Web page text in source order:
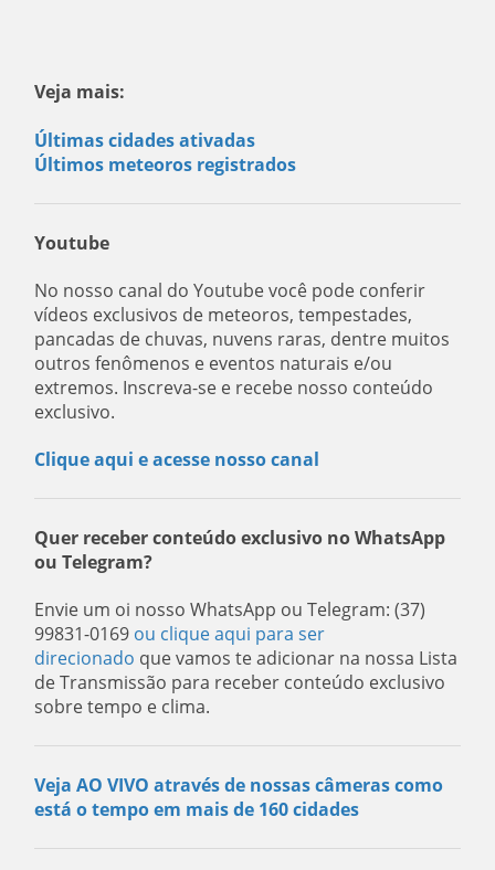
Veja mais:
Últimas cidades ativadas
Últimos meteoros registrados
Youtube
No nosso canal do Youtube você pode conferir
vídeos exclusivos de meteoros, tempestades,
pancadas de chuvas, nuvens raras, dentre muitos
outros fenômenos e eventos naturais e/ou
extremos. Inscreva-se e recebe nosso conteúdo
exclusivo.
Clique aqui e acesse nosso canal
Quer receber conteúdo exclusivo no WhatsApp
ou Telegram?
Envie um oi nosso WhatsApp ou Telegram: (37)
99831-0169 ou clique aqui para ser
direcionado que vamos te adicionar na nossa Lista
de Transmissão para receber conteúdo exclusivo
sobre tempo e clima.
Veja AO VIVO através de nossas câmeras como
está o tempo em mais de 160 cidades